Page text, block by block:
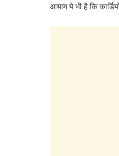
आयाम ये भी है कि